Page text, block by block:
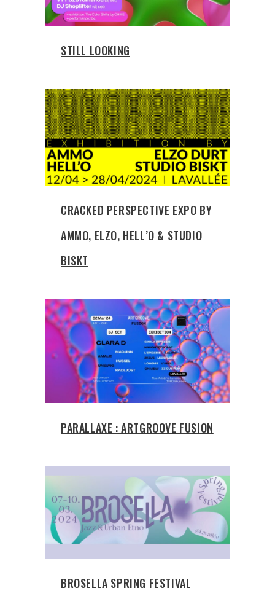
STILL LOOKING
CRACKED PERSPECTIVE EXPO BY
AMMO, ELZO, HELL’O & STUDIO
BISKT
PARALLAXE : ARTGROOVE FUSION
BROSELLA SPRING FESTIVAL